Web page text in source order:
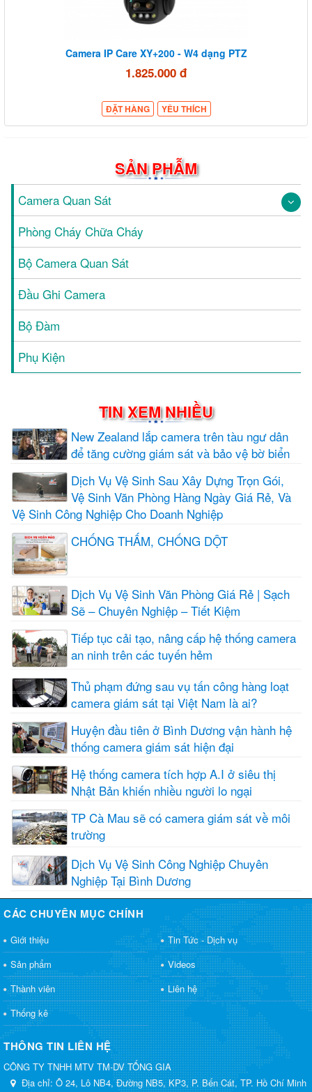
Camera IP Care XY+200 - W4 dạng PTZ
1.825.000 đ
ĐẶT HÀNG YÊU THÍCH
SẢN PHẪM
Camera Quan Sát
Phòng Cháy Chữa Cháy
Bộ Camera Quan Sát
Đầu Ghi Camera
Bộ Đàm
Phụ Kiện
TIN XEM NHIỀU
New Zealand lắp camera trên tàu ngư dân
để tăng cường giám sát và bảo vệ bờ biển
Dịch Vụ Vệ Sinh Sau Xây Dựng Trọn Gói,
Vệ Sinh Văn Phòng Hàng Ngày Giá Rẻ, Và
Vệ Sinh Công Nghiệp Cho Doanh Nghiệp
CHỐNG THẤM, CHỐNG DỘT
Dịch Vụ Vệ Sinh Văn Phòng Giá Rẻ | Sạch
Sẽ – Chuyên Nghiệp – Tiết Kiệm
Tiếp tục cải tạo, nâng cấp hệ thống camera
an ninh trên các tuyến hẻm
Thủ phạm đứng sau vụ tấn công hàng loạt
camera giám sát tại Việt Nam là ai?
Huyện đầu tiên ở Bình Dương vận hành hệ
thống camera giám sát hiện đại
Hệ thống camera tích hợp A.I ở siêu thị
Nhật Bản khiến nhiều người lo ngại
TP Cà Mau sẽ có camera giám sát về môi
trường
Dịch Vụ Vệ Sinh Công Nghiệp Chuyên
Nghiệp Tại Bình Dương
CÁC CHUYÊN MỤC CHÍNH
Giới thiệu
Tin Tức - Dịch vụ
Sản phẩm
Videos
Thành viên
Liên hệ
Thống kê
THÔNG TIN LIÊN HỆ
CÔNG TY TNHH MTV TM-DV TỐNG GIA
Địa chỉ: Ô 24, Lô NB4, Đường NB5, KP3, P. Bến Cát, TP. Hồ Chí Minh